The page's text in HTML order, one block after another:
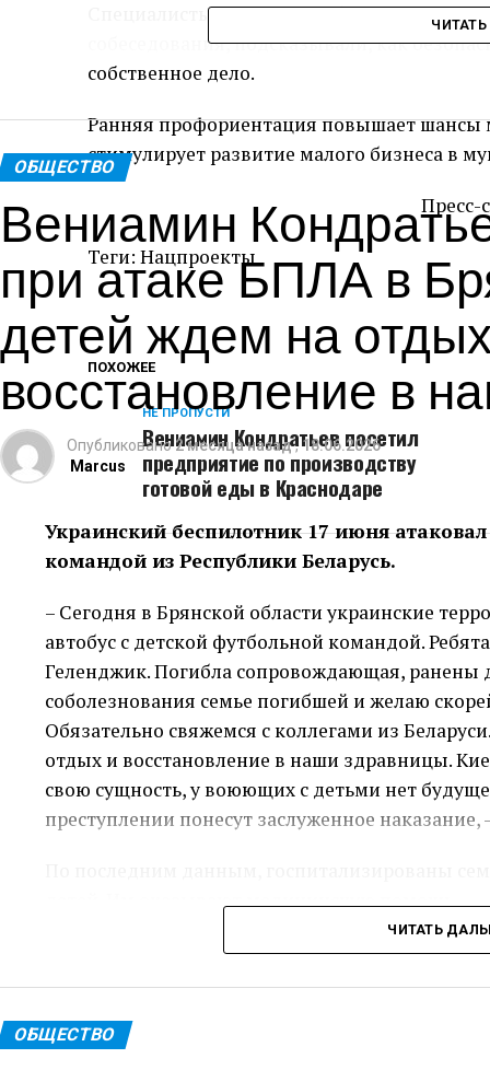
Специалисты помогали ребятам
собеседования, подсказывали, как
собственное дело.
Ранняя профориентация повышает шансы
стимулирует развитие малого бизнеса в
Пресс-
Теги: Нацпроекты
ПОХОЖЕЕ
НЕ ПРОПУСТИ
Вениамин Кондратьев посетил
предприятие по производству
готовой еды в Краснодаре
ОБЩЕСТВО
Вениамин
при атаке БПЛА в
детей ждем на
восстановление в
Опубликовано 2 месяца назад,18.06.2026
Marcus
Украинский беспилотник 17 июня
командой из Республики Беларусь.
– Сегодня в Брянской области украинские
автобус с детской футбольной командой.
Геленджик. Погибла сопровождающая, ранены
соболезнования семье погибшей и желаю
Обязательно свяжемся с коллегами из
отдых и восстановление в наши здравницы.
свою сущность, у воюющих с детьми нет
преступлении понесут заслуженное
детей. Им оказывают медицинскую помощь.
Пресс-
ЧИТАТЬ
ОБЩЕСТВО